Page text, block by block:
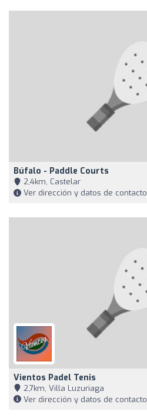
Búfalo - Paddle Courts
2,4km, Castelar
Ver dirección y datos de contacto
Vientos Padel Tenis
2,7km, Villa Luzuriaga
Ver dirección y datos de contacto